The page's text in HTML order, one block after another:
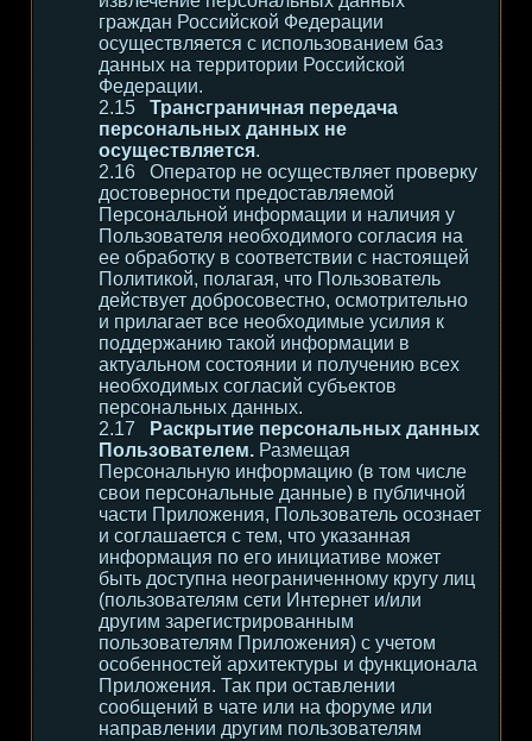
граждан Российской Федерации
осуществляется с использованием баз
данных на территории Российской
Федерации.
Трансграничная передача
персональных данных не
осуществляется.
Оператор не осуществляет проверку
достоверности предоставляемой
Персональной информации и наличия у
Пользователя необходимого согласия на
ее обработку в соответствии с настоящей
Политикой, полагая, что Пользователь
действует добросовестно, осмотрительно
и прилагает все необходимые усилия к
поддержанию такой информации в
актуальном состоянии и получению всех
необходимых согласий субъектов
персональных данных.
Раскрытие персональных данных
Пользователем. Размещая
Персональную информацию (в том числе
свои персональные данные) в публичной
части Приложения, Пользователь осознает
и соглашается с тем, что указанная
информация по его инициативе может
быть доступна неограниченному кругу лиц
(пользователям сети Интернет и/или
другим зарегистрированным
пользователям Приложения) с учетом
особенностей архитектуры и функционала
Приложения. Так при оставлении
сообщений в чате или на форуме или
направлении другим пользователям